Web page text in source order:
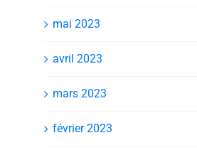
mai 2023
avril 2023
mars 2023
février 2023